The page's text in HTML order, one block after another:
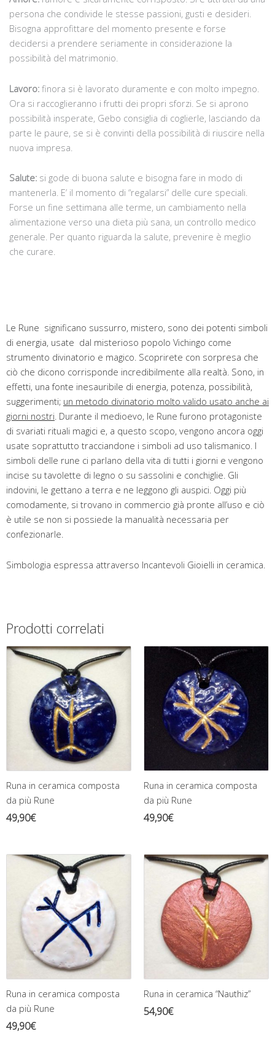
persona che condivide le stesse passioni, gusti e desideri.
Bisogna approfittare del momento presente e forse
decidersi a prendere seriamente in considerazione la
possibilità del matrimonio.
Lavoro: finora si è lavorato duramente e con molto impegno.
Ora si raccoglieranno i frutti dei propri sforzi. Se si aprono
possibilità insperate, Gebo consiglia di coglierle, lasciando da
parte le paure, se si è convinti della possibilità di riuscire nella
nuova impresa.
Salute: si gode di buona salute e bisogna fare in modo di
mantenerla. E’ il momento di “regalarsi” delle cure speciali.
Forse un fine settimana alle terme, un cambiamento nella
alimentazione verso una dieta più sana, un controllo medico
generale. Per quanto riguarda la salute, prevenire è meglio
che curare.
Le Rune significano sussurro, mistero, sono dei potenti simboli
di energia, usate dal misterioso popolo Vichingo come
strumento divinatorio e magico. Scoprirete con sorpresa che
ciò che dicono corrisponde incredibilmente alla realtà. Sono, in
effetti, una fonte inesauribile di energia, potenza, possibilità,
suggerimenti; un metodo divinatorio molto valido usato anche ai
giorni nostri. Durante il medioevo, le Rune furono protagoniste
di svariati rituali magici e, a questo scopo, vengono ancora oggi
usate soprattutto tracciandone i simboli ad uso talismanico. I
simboli delle rune ci parlano della vita di tutti i giorni e vengono
incise su tavolette di legno o su sassolini e conchiglie. Gli
indovini, le gettano a terra e ne leggono gli auspici. Oggi più
comodamente, si trovano in commercio già pronte all’uso e ciò
è utile se non si possiede la manualità necessaria per
confezionarle.
Simbologia espressa attraverso Incantevoli Gioielli in ceramica.
Prodotti correlati
Runa in ceramica composta
da più Rune
49,90€
Runa in ceramica composta
da più Rune
49,90€
Runa in ceramica composta
da più Rune
49,90€
Runa in ceramica “Nauthiz”
54,90€